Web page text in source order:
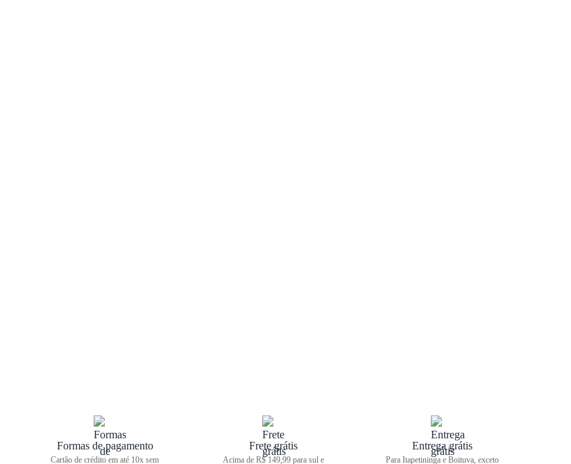
Formas de pagamento
Cartão de crédito em até 10x sem
Frete grátis
Acima de R$ 149,99 para sul e
Entrega grátis
Para Itapetininga e Boituva, exceto